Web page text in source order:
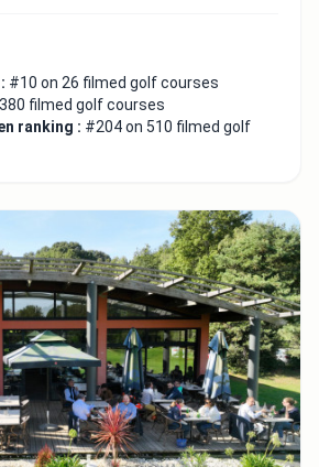
#10 on 26 filmed golf courses
filmed golf courses
ranking : #204 on 510 filmed golf